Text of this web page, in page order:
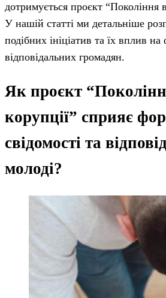
дотримується проєкт “Покоління
У нашій статті ми детальніше
подібних ініціатив та їх вплив
відповідальних громадян.
Як проєкт
корупції” сприяє
свідомості та
молоді?